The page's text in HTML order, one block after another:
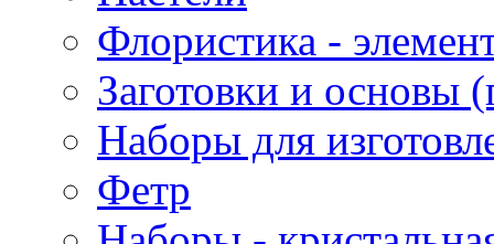
Флористика -
Заготовки и основы
Наборы для
Фетр